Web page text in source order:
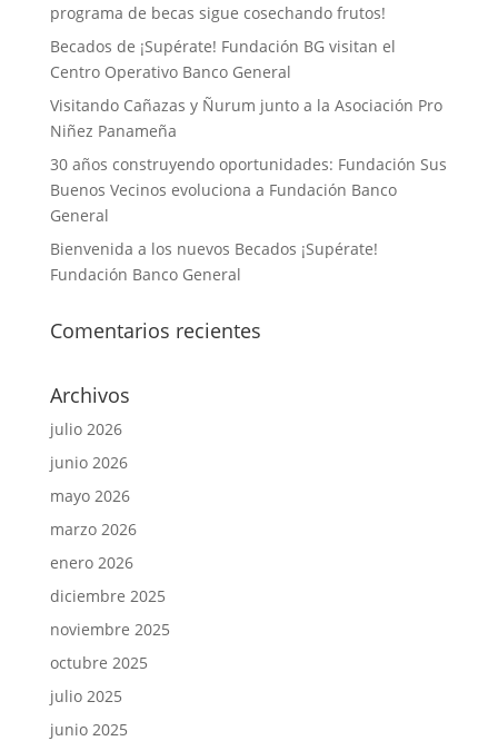
programa de becas sigue cosechando frutos!
Becados de ¡Supérate! Fundación BG visitan el
Centro Operativo Banco General
Visitando Cañazas y Ñurum junto a la Asociación Pro
Niñez Panameña
30 años construyendo oportunidades: Fundación Sus
Buenos Vecinos evoluciona a Fundación Banco
General
Bienvenida a los nuevos Becados ¡Supérate!
Fundación Banco General
Comentarios recientes
Archivos
julio 2026
junio 2026
mayo 2026
marzo 2026
enero 2026
diciembre 2025
noviembre 2025
octubre 2025
julio 2025
junio 2025